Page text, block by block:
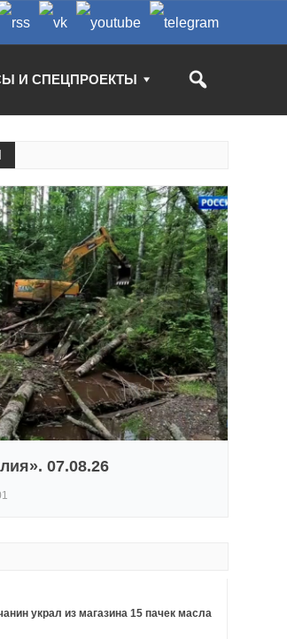
И СПЕЦПРОЕКТЫ
07.08.26
украл из магазина 15 пачек масла